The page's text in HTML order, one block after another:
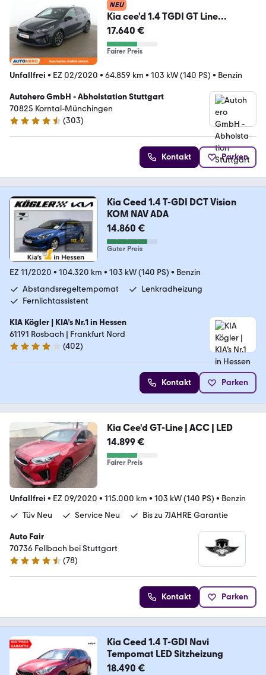
NEU
Kia cee'd 1.4 TGDI GT Line
Aut.*NAVI*ACC*PDC*SHZ*
17.640 €
Fairer Preis
Unfallfrei • EZ 02/2020 • 64.859 km • 103 kW (140 PS) • Benzin
Autohero GmbH - Abholstation Stuttgart
70825 Korntal-Münchingen
4.4 Sterne
(303)
Kontakt Parken
Kia Ceed 1.4 T-GDI DCT Vision
KOM NAV ADA
14.860 €
Guter Preis
EZ 11/2020 • 104.320 km • 103 kW (140 PS) • Benzin
Abstandsregeltempomat
Lenkradheizung
Fernlichtassistent
KIA Kögler | KIA’s Nr.1 in Hessen
61191 Rosbach | Frankfurt Nord
4.2 Sterne
(402)
Kontakt Parken
Kia Cee'd GT-Line | ACC | LED
14.899 €
Fairer Preis
Unfallfrei • EZ 09/2020 • 115.000 km • 103 kW (140 PS) • Benzin
Tüv Neu
Service Neu Bis zu 7JAHRE Garantie
Auto Fair
70736 Fellbach bei Stuttgart
4.7 Sterne
(78)
Kontakt Parken
Kia Ceed 1.4 T-GDI Navi
Tempomat LED Sitzheizung
18.490 €